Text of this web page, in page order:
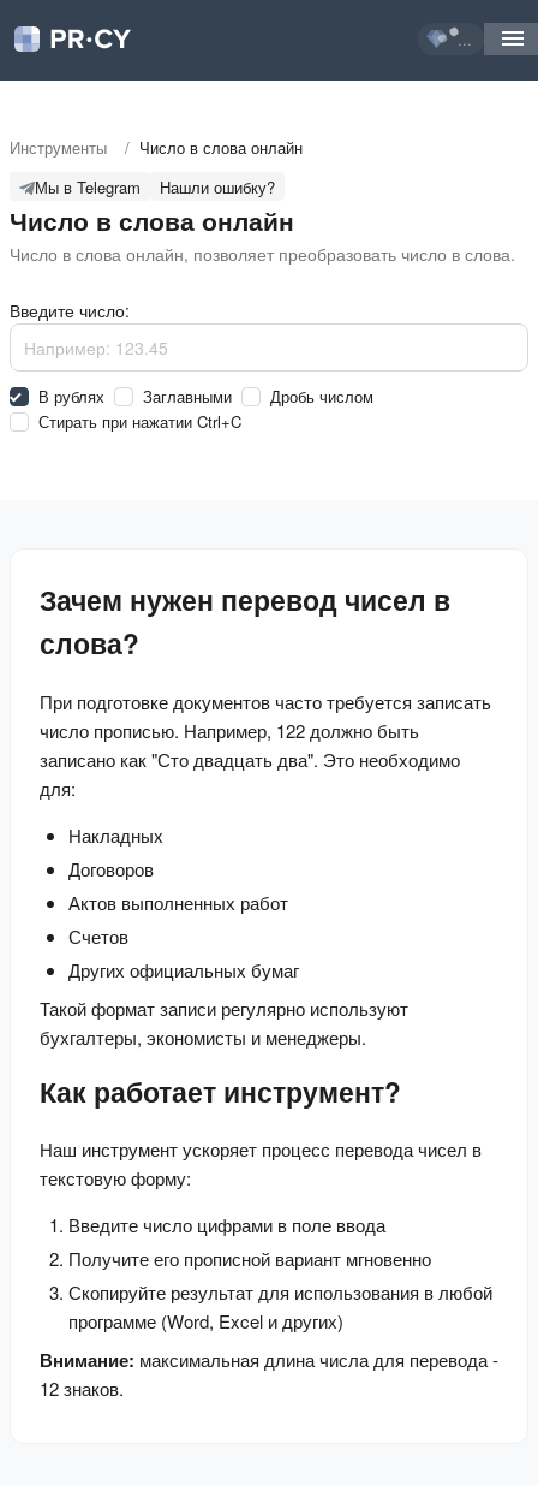
...
Инструменты / Число в слова онлайн
Число в слова онлайн
Мы в Telegram Нашли ошибку?
Число в слова онлайн, позволяет преобразовать число в слова.
Введите число:
В рублях Заглавными
Дробь числом
Стирать при нажатии Ctrl+C
Зачем нужен перевод чисел в
слова?
При подготовке документов часто требуется записать
число прописью. Например, 122 должно быть
записано как "Сто двадцать два". Это необходимо
для:
Накладных
Договоров
Актов выполненных работ
Счетов
Других официальных бумаг
Такой формат записи регулярно используют
бухгалтеры, экономисты и менеджеры.
Как работает инструмент?
Наш инструмент ускоряет процесс перевода чисел в
текстовую форму:
Введите число цифрами в поле ввода
Получите его прописной вариант мгновенно
Скопируйте результат для использования в любой
программе (Word, Excel и других)
Внимание: максимальная длина числа для перевода -
12 знаков.